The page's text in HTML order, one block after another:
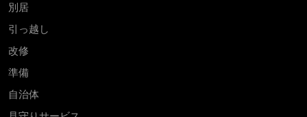
別居
引っ越し
改修
準備
自治体